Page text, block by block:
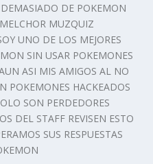
DE POKEMON
MUZQUIZ
UNO DE LOS MEJORES
SIN USAR POKEMONES
ASI MIS AMIGOS AL NO
POKEMONES HACKEADOS
SON PERDEDORES
DEL STAFF REVISEN ESTO
SUS RESPUESTAS